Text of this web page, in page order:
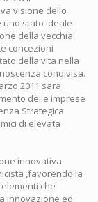
visione dello
uno stato ideale
della vecchia
concezioni
della vita nella
condivisa.
2011 sara
delle imprese
Strategica
di elevata
innovativa
,favorendo la
che
innovazione ed